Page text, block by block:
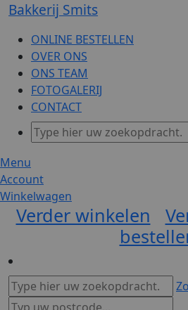
Bakkerij Smits
ONLINE BESTELLEN
OVER ONS
ONS TEAM
FOTOGALERIJ
CONTACT
Menu
Account
Winkelwagen
Verder winkelen